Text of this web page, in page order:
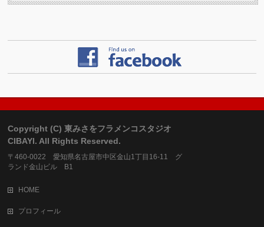
Copyright (C) 東みさをフラメンコスタジオ
CIBAYI. All Rights Reserved.
〒460-0022 愛知県名古屋市中区金山1丁目16-11 グ
ランド金山ビル B1
HOME
プロフィール